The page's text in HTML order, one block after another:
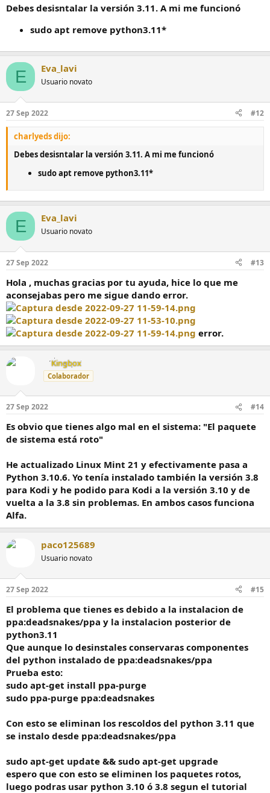
(ahora lo adjunto) que creo que tiene que ver con la versión
de Python 3.11. Utilicé el comando
"sudo patchelf --replace-needed libpython3.11.so.1.0
libpython3.10.so.1.0 /usr/lib/x86_64-linux-gnu/kodi/kodi.bin",
Debes desisntalar la versión 3.11. A mi me funcionó
sudo apt remove python3.11*
E Eva_lavi
Usuario novato
27 Sep 2022 #12
charlyeds dijo:
Debes desisntalar la versión 3.11. A mi me funcionó
sudo apt remove python3.11*
E Eva_lavi
Usuario novato
27 Sep 2022 #13
Hola , muchas gracias por tu ayuda, hice lo que me
aconsejabas pero me sigue dando error.
error.
Kingbox
Colaborador
27 Sep 2022 #14
Es obvio que tienes algo mal en el sistema: "El paquete
de sistema está roto"
He actualizado Linux Mint 21 y efectivamente pasa a
Python 3.10.6. Yo tenía instalado también la versión 3.8
para Kodi y he podido para Kodi a la versión 3.10 y de
vuelta a la 3.8 sin problemas. En ambos casos funciona
Alfa.
paco125689
Usuario novato
27 Sep 2022 #15
El problema que tienes es debido a la instalacion de
ppa:deadsnakes/ppa y la instalacion posterior de
python3.11
Que aunque lo desinstales conservaras componentes
del python instalado de ppa:deadsnakes/ppa
Prueba esto:
sudo apt-get install ppa-purge
sudo ppa-purge ppa:deadsnakes
Con esto se eliminan los rescoldos del python 3.11 que
se instalo desde ppa:deadsnakes/ppa
sudo apt-get update && sudo apt-get upgrade
espero que con esto se eliminen los paquetes rotos,
luego podras usar python 3.10 ó 3.8 segun el tutorial